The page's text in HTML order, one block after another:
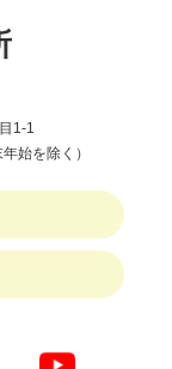
1-1
始を除く）